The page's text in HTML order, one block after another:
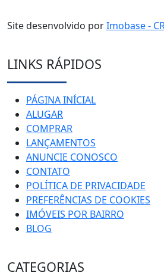
Site desenvolvido porImobase -
LINKS RÁPIDOS
PÁGINA INÍCIAL
ALUGAR
COMPRAR
LANÇAMENTOS
ANUNCIE CONOSCO
CONTATO
POLÍTICA DE PRIVACIDADE
PREFERÊNCIAS DE COOKIES
IMÓVEIS POR BAIRRO
BLOG
CATEGORIAS